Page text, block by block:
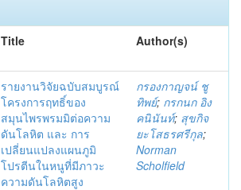
Title Author(s)
รายงานวิจัยฉบับสมบูรณ์
โครงการฤทธิ์ของ
สมุนไพรพรมมิต่อความ
ดันโลหิต และ การ
เปลี่ยนแปลงแผนภูมิ
โปรตีนในหนูที่มีภาวะ
ความดันโลหิตสูง
กรองกาญจน์ ชู
ทิพย์; กรกนก อิง
คนินันท์; สุขกิจ
ยะโสธรศรีกุล;
Norman
Scholfield